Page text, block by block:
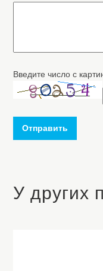
Введите число с
Отправить
У других